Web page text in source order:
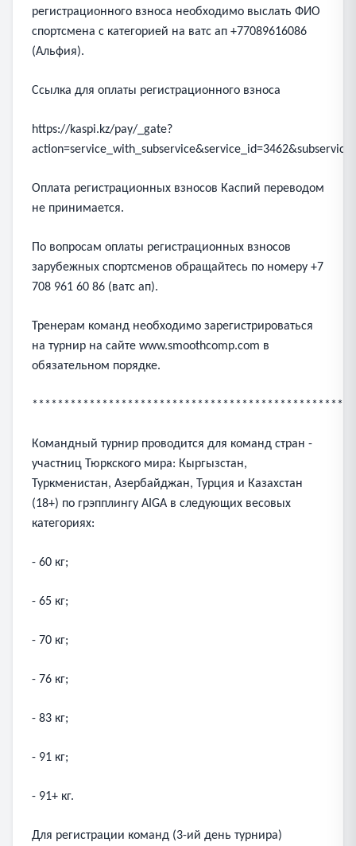
регистрационного взноса необходимо выслать ФИО
спортсмена с категорией на ватс ап +77089616086
(Альфия).
Ссылка для оплаты регистрационного взноса
https://kaspi.kz/pay/_gate?
Оплата регистрационных взносов Каспий переводом
не принимается.
По вопросам оплаты регистрационных взносов
зарубежных спортсменов обращайтесь по номеру +7
708 961 60 86 (ватс ап).
Тренерам команд необходимо зарегистрироваться
на турнир на сайте www.smoothcomp.com в
обязательном порядке.
Командный турнир проводится для команд стран -
участниц Тюркского мира: Кыргызстан,
Туркменистан, Азербайджан, Турция и Казахстан
(18+) по грэпплингу AIGA в следующих весовых
категориях:
- 60 кг;
- 65 кг;
- 70 кг;
- 76 кг;
- 83 кг;
- 91 кг;
- 91+ кг.
Для регистрации команд (3-ий день турнира)